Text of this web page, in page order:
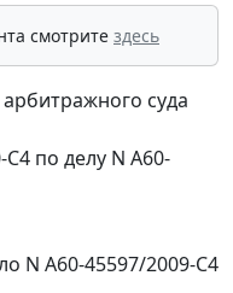
смотрите здесь
суда
по делу N А60-
N А60-45597/2009-С4